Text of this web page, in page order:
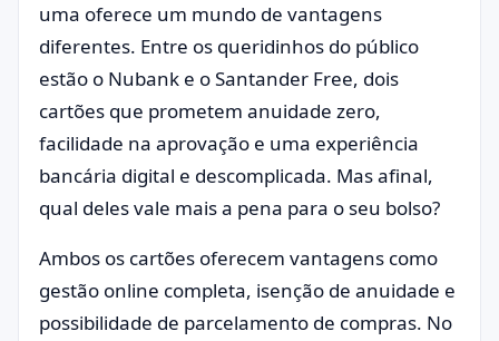
uma oferece um mundo de vantagens
diferentes. Entre os queridinhos do público
estão o Nubank e o Santander Free, dois
cartões que prometem anuidade zero,
facilidade na aprovação e uma experiência
bancária digital e descomplicada. Mas afinal,
qual deles vale mais a pena para o seu bolso?
Ambos os cartões oferecem vantagens como
gestão online completa, isenção de anuidade e
possibilidade de parcelamento de compras. No